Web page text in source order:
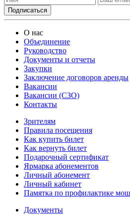
О нас
Объединение
Руководство
Документы и отчеты
Закупки
Заключение договоров аренды
Вакансии
Вакансии (СЗО)
Контакты
Зрителям
Правила посещения
Как купить билет
Как вернуть билет
Подарочный сертификат
Ярмарка абонементов
Личный абонемент
Личный кабинет
Памятка по профилактике
Документы